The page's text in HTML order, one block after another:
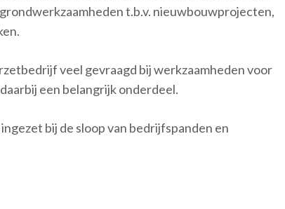
t.b.v. nieuwbouwprojecten,
veel gevraagd bij werkzaamheden voor
een belangrijk onderdeel.
bij de sloop van bedrijfspanden en